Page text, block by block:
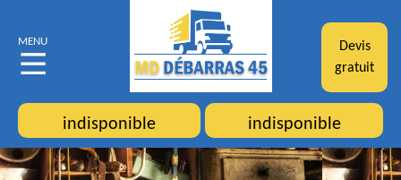
MENU
Devis
gratuit
indisponible indisponible